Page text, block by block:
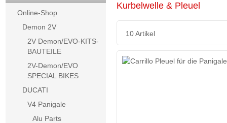
Kurbelwelle & Pleuel
10 Artikel
Online-Shop
Demon 2V
2V Demon/EVO-KITS-
BAUTEILE
2V-Demon/EVO
SPECIAL BIKES
DUCATI
V4 Panigale
Alu Parts